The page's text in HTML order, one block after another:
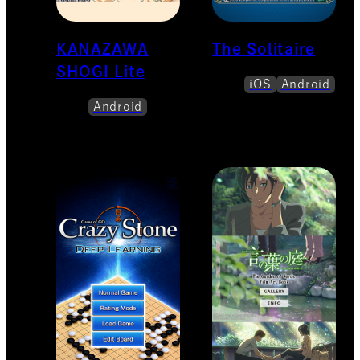
KANAZAWA
SHOGI Lite
Android
The Solitaire
iOS Android